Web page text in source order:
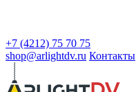
+7 (4212) 75 70 75
shop@arlightdv.ru Контакты